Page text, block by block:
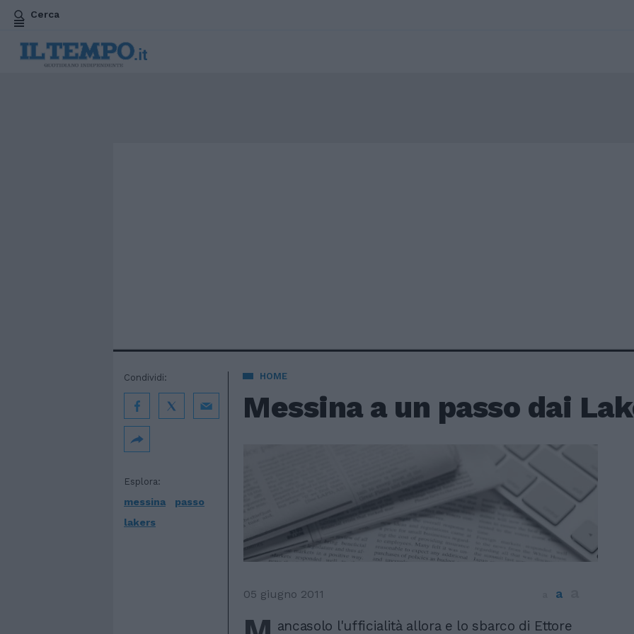
Cerca
HOME
Messina a un passo dai
Esplora:
messina
passo
lakers
Condividi:
05 giugno 2011 a
ancasolo l'ufficialità allora e lo sbarco di Ettore